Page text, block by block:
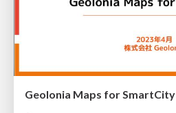
Geolonia Maps for SmartCity